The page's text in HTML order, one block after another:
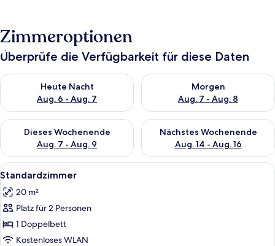
Zimmeroptionen
Überprüfe die Verfügbarkeit für diese Daten
Heute Nacht
Aug. 6 - Aug. 7
Überprüfe die Verfügbarkeit für heute Nacht, Aug. 6 - Aug. 7.
Morgen
Aug. 7 - Aug. 8
Überprüfe die Verfügbarkeit
Dieses Wochenende
Aug. 7 - Aug. 9
Überprüfe die Verfügbarkeit für dieses Wochenende, Aug. 7
Nächstes Wochenende
Aug. 14 - Aug. 16
Überprüfe die Verfügbarkeit
Alle
Fotos
für
Standardzimmer
anzeigen
Ein Zimmer mit zwei Holzbett,
5
Standardzimmer
20 m²
Platz für 2 Personen
1 Doppelbett
Kostenloses WLAN